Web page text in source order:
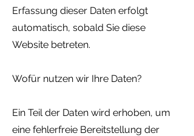
Erfassung dieser Daten erfolgt
automatisch, sobald Sie diese
Website betreten.
Wofür nutzen wir Ihre Daten?
Ein Teil der Daten wird erhoben, um
eine fehlerfreie Bereitstellung der